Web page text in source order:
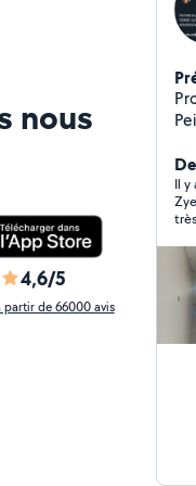
nous
4,6/5
partir de 66000 avis
dalle
soigné. Montage
Il y